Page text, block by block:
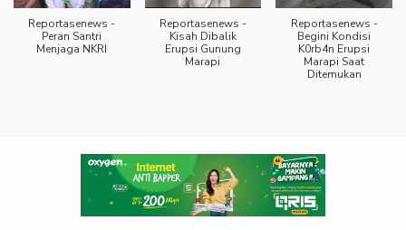
Reportasenews -
Peran Santri
Menjaga NKRI
Reportasenews -
Kisah Dibalik
Erupsi Gunung
Marapi
Reportasenews -
Begini Kondisi
K0rb4n Erupsi
Marapi Saat
Ditemukan